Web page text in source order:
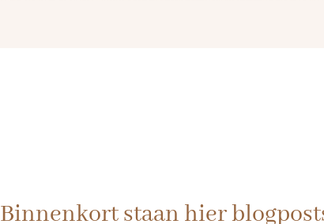
Binnenkort staan hier